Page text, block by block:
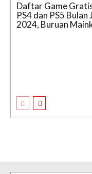
Daftar Game
PS4 dan PS5 Bulan
2024, Buruan